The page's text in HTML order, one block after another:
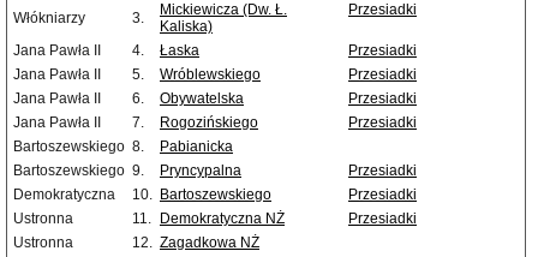
Włókniarzy
3.
Mickiewicza (Dw. Ł.
Kaliska)
Przesiadki
Jana Pawła II 4. Łaska
Przesiadki
Jana Pawła II
5. Wróblewskiego
Przesiadki
Jana Pawła II
6. Obywatelska
Przesiadki
Jana Pawła II
7. Rogozińskiego
Przesiadki
Bartoszewskiego 8.
Pabianicka
Bartoszewskiego 9. Pryncypalna
Przesiadki
Demokratyczna
10. Bartoszewskiego
Przesiadki
Ustronna
11. Demokratyczna NŻ
Przesiadki
Ustronna
12. Zagadkowa NŻ